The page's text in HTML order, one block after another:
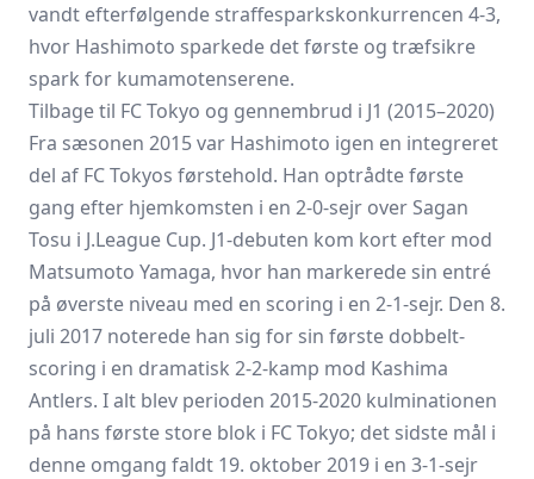
vandt efterfølgende straffesparks­konkurrencen 4-3,
hvor Hashimoto sparkede det første og træfsikre
spark for kumamotensere­ne.
Tilbage til FC Tokyo og gennembrud i J1 (2015–2020)
Fra sæsonen 2015 var Hashimoto igen en integreret
del af FC Tokyos førstehold. Han optrådte første
gang efter hjemkomsten i en 2-0-sejr over Sagan
Tosu i J.League Cup. J1-debuten kom kort efter mod
Matsumoto Yamaga, hvor han markerede sin entré
på øverste niveau med en scoring i en 2-1-sejr. Den 8.
juli 2017 noterede han sig for sin første dobbelt­
scoring i en dramatisk 2-2-kamp mod Kashima
Antlers. I alt blev perioden 2015-2020 kulminationen
på hans første store blok i FC Tokyo; det sidste mål i
denne omgang faldt 19. oktober 2019 i en 3-1-sejr